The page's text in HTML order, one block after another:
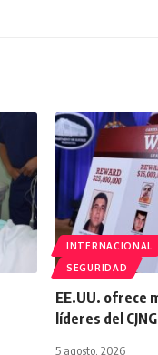
INTERNACIONAL
SEGURIDAD
EE.UU. ofrece
líderes del CJNG
5 agosto, 2026